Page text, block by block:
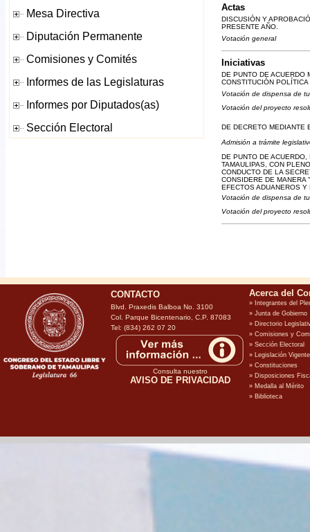
Actas
DISCUSIÓN Y
PRESENTE AÑO.
Votación general
Iniciativas
DE PUNTO DE ACUERDO
CONSTITUCIÓN
Votación de dispensa de
Votación del proyecto
DE DECRETO MEDIANTE
Admisión a trámite
DE PUNTO DE
TAMAULIPAS, CON
CONDUCTO DE LA
CONSIDERE DE MANERA
EFECTOS ADUANEROS Y
Votación de dispensa de
Votación del proyecto
CONTACTO
Blvd. Praxedis Balboa No. 3100
Col. Parque Bicentenario, C.P. 87083
Tel: (834) 262 07 20
Consulta nuestro
AVISO DE PRIVACIDAD